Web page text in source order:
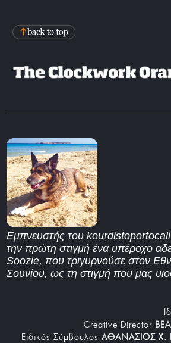
Εμπνευστής του
την πρώτη στιγμή ένα υπέροχο
Soozie, που τριγυρνούσε στον
Σουνίου, ως τη στιγμή που μας
Creative Director
Ειδικός Σύμβουλος ΑΘΑΝΑΣΙΟΣ